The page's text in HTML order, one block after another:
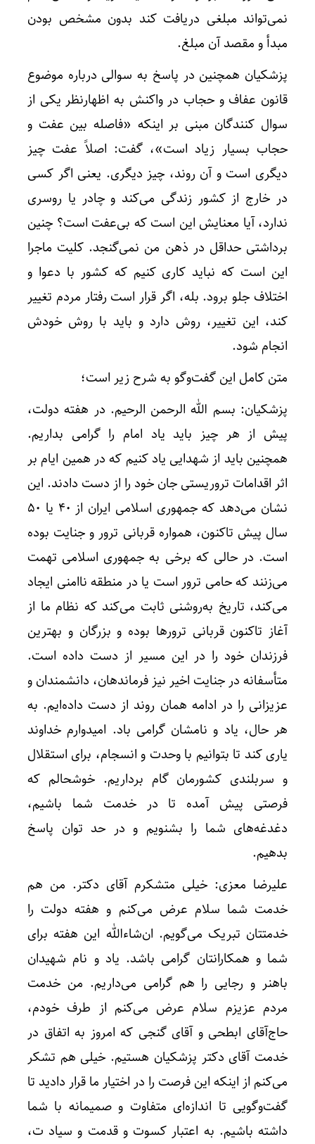
نمی‌تواند مبلغی دریافت کند بدون مشخص بودن
مبدأ و مقصد آن مبلغ.
پزشکیان همچنین در پاسخ به سوالی درباره موضوع
قانون عفاف و حجاب در واکنش به اظهارنظر یکی از
سوال کنندگان مبنی بر اینکه «فاصله بین عفت و
حجاب بسیار زیاد است»، گفت: اصلاً عفت چیز
دیگری است و آن روند، چیز دیگری. یعنی اگر کسی
در خارج از کشور زندگی می‌کند و چادر یا روسری
ندارد، آیا معنایش این است که بی‌عفت است؟ چنین
برداشتی حداقل در ذهن من نمی‌گنجد. کلیت ماجرا
این است که نباید کاری کنیم که کشور با دعوا و
اختلاف جلو برود. بله، اگر قرار است رفتار مردم تغییر
کند، این تغییر، روش دارد و باید با روش خودش
انجام شود.
متن کامل این گفت‌وگو به شرح زیر است؛
پزشکیان: بسم الله الرحمن الرحیم. در هفته دولت،
پیش از هر چیز باید یاد امام را گرامی بداریم.
همچنین باید از شهدایی یاد کنیم که در همین ایام بر
اثر اقدامات تروریستی جان خود را از دست دادند. این
نشان می‌دهد که جمهوری اسلامی ایران از ۴۰ یا ۵۰
سال پیش تاکنون، همواره قربانی ترور و جنایت بوده
است. در حالی که برخی به جمهوری اسلامی تهمت
می‌زنند که حامی ترور است یا در منطقه ناامنی ایجاد
می‌کند، تاریخ به‌روشنی ثابت می‌کند که نظام ما از
آغاز تاکنون قربانی ترورها بوده و بزرگان و بهترین
فرزندان خود را در این مسیر از دست داده است.
متأسفانه در جنایت اخیر نیز فرماندهان، دانشمندان و
عزیزانی را در ادامه همان روند از دست داده‌ایم. به
هر حال، یاد و نامشان گرامی باد. امیدوارم خداوند
یاری کند تا بتوانیم با وحدت و انسجام، برای استقلال
و سربلندی کشورمان گام برداریم. خوشحالم که
فرصتی پیش آمده تا در خدمت شما باشیم،
دغدغه‌های شما را بشنویم و در حد توان پاسخ
بدهیم.
علیرضا معزی: خیلی متشکرم آقای دکتر. من هم
خدمت شما سلام عرض می‌کنم و هفته دولت را
خدمتتان تبریک می‌گویم. ان‌شاءالله این هفته برای
شما و همکارانتان گرامی باشد. یاد و نام شهیدان
باهنر و رجایی را هم گرامی می‌داریم. من خدمت
مردم عزیزم سلام عرض می‌کنم از طرف خودم،
حاج‌آقای ابطحی و آقای گنجی که امروز به اتفاق در
خدمت آقای دکتر پزشکیان هستیم. خیلی هم تشکر
می‌کنم از اینکه این فرصت را در اختیار ما قرار دادید تا
گفت‌وگویی تا اندازه‌ای متفاوت و صمیمانه با شما
داشته باشیم. به اعتبار کسوت و قدمت و سیاد ت،